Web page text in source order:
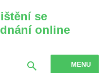
se
online
MENU